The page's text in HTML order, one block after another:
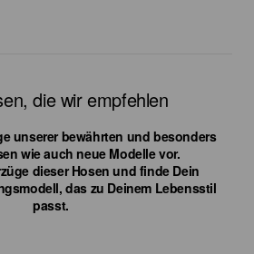
die wir empfehlen
unserer bewährten und besonders
wie auch neue Modelle vor.
dieser Hosen und finde Dein
das zu Deinem Lebensstil
passt.